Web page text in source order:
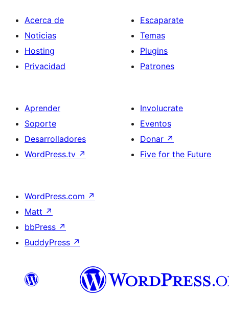
Acerca de
Noticias
Hosting
Privacidad
Escaparate
Temas
Plugins
Patrones
Aprender
Soporte
Desarrolladores
WordPress.tv ↗
Involucrate
Eventos
Donar ↗
Five for the Future
WordPress.com ↗
Matt ↗
bbPress ↗
BuddyPress ↗